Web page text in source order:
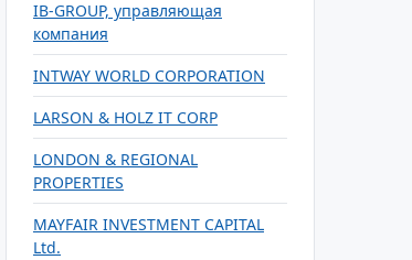
IB-GROUP, управляющая
компания
INTWAY WORLD CORPORATION
LARSON & HOLZ IT CORP
LONDON & REGIONAL
PROPERTIES
MAYFAIR INVESTMENT CAPITAL
Ltd.